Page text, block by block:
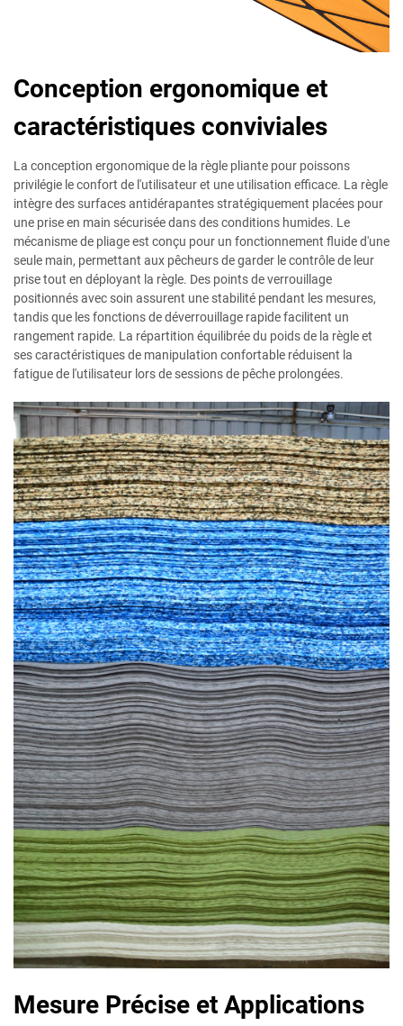
Conception ergonomique et
caractéristiques conviviales
La conception ergonomique de la règle pliante pour poissons
privilégie le confort de l'utilisateur et une utilisation efficace. La règle
intègre des surfaces antidérapantes stratégiquement placées pour
une prise en main sécurisée dans des conditions humides. Le
mécanisme de pliage est conçu pour un fonctionnement fluide d'une
seule main, permettant aux pêcheurs de garder le contrôle de leur
prise tout en déployant la règle. Des points de verrouillage
positionnés avec soin assurent une stabilité pendant les mesures,
tandis que les fonctions de déverrouillage rapide facilitent un
rangement rapide. La répartition équilibrée du poids de la règle et
ses caractéristiques de manipulation confortable réduisent la
fatigue de l'utilisateur lors de sessions de pêche prolongées.
Mesure Précise et Applications